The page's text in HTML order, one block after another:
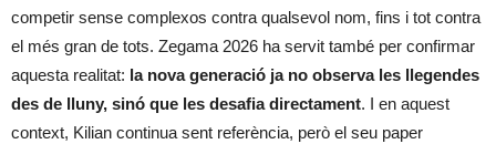
competir sense complexos contra qualsevol nom, fins i tot contra
el més gran de tots. Zegama 2026 ha servit també per confirmar
aquesta realitat: la nova generació ja no observa les llegendes
des de lluny, sinó que les desafia directament. I en aquest
context, Kilian continua sent referència, però el seu paper